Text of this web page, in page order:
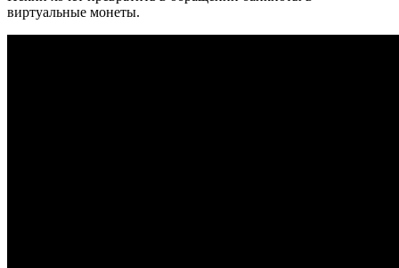
виртуальные монеты.